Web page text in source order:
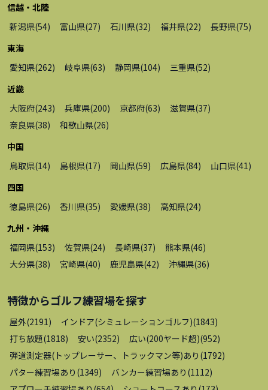
信越・北陸
新潟県(54) 富山県(27) 石川県(32) 福井県(22) 長野県(75)
東海
愛知県(262) 岐阜県(63) 静岡県(104) 三重県(52)
近畿
大阪府(243) 兵庫県(200) 京都府(63) 滋賀県(37)
奈良県(38) 和歌山県(26)
中国
鳥取県(14) 島根県(17) 岡山県(59) 広島県(84) 山口県(41 )
四国
徳島県(26) 香川県(35) 愛媛県(38) 高知県(24)
九州・沖縄
福岡県(153) 佐賀県(24) 長崎県(37) 熊本県(46)
大分県(38) 宮崎県(40) 鹿児島県(42) 沖縄県(36)
特徴からゴルフ練習場を探す
屋外(2191 ) インドア(シミュレーションゴルフ)(1843)
打ち放題(1818) 安い(2352) 広い(200ヤード超)(952)
弾道測定器(トップレーサー、トラックマン等)あり (1792)
パター練習場あり (1349) バンカー練習場あり (1112)